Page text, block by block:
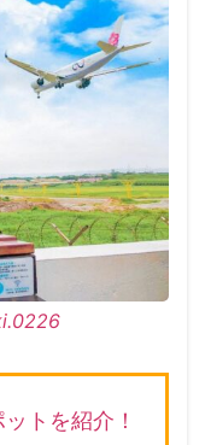
トを紹介！